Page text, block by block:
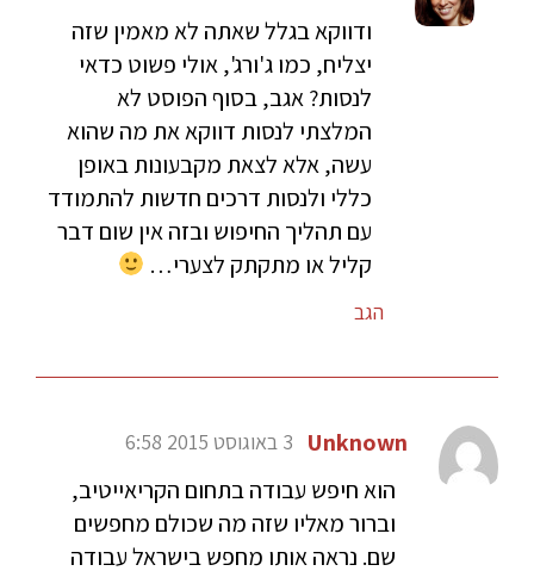
ודווקא בגלל שאתה לא מאמין שזה
יצליח, כמו ג'ורג', אולי פשוט כדאי
לנסות? אגב, בסוף הפוסט לא
המלצתי לנסות דווקא את מה שהוא
עשה, אלא לצאת מקבעונות באופן
כללי ולנסות דרכים חדשות להתמודד
עם תהליך החיפוש ובזה אין שום דבר
קליל או מתקתק לצערי…
הגב
Unknown 3 באוגוסט 2015 6:58
הוא חיפש עבודה בתחום הקריאייטיב,
וברור מאליו שזה מה שכולם מחפשים
שם. נראה אותו מחפש בישראל עבודה